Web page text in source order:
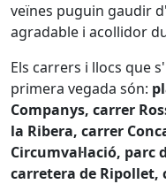
veïnes puguin gaudir
agradable i acollidor
Els carrers i llocs que
primera vegada són:
Companys, carrer
la Ribera, carrer
Circumval·lació, parc
carretera de Ripollet,